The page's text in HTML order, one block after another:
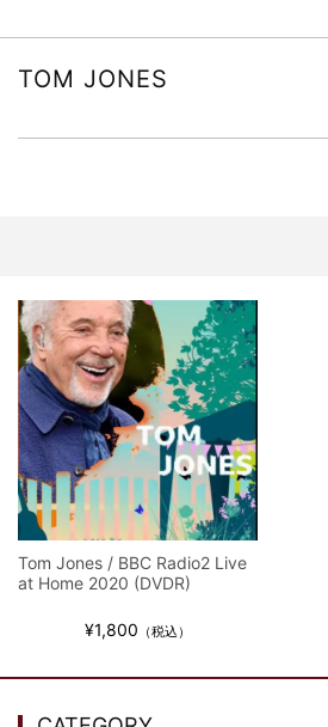
収録！
*NEW RELEASE (最新約3ヶ月)
スコーピオンズ / 2024年6月15日 リス
マネスキン / 2024年6月9日 ドイツ
リアム・ギャラガー / 2024年6月1日 英
全収録！
*NEW RELEASE (最新約3ヶ月)
2024.6.9
メガデス / 2023年8月4日 ドイツ W.O.A.
*NEW RELEASE (最新約3ヶ月)
ユーライア・ヒープ / 2023年8月3日 ド
全収録！
*NEW RELEASE (最新約3ヶ月)
2024.6.9
ジャーニー / 1979年5月8+9日 コロラド
*NEW RELEASE (最新約3ヶ月)
*NEW RELEASE (最新約3ヶ月)
IEM+Aud！
TOM JONES
Tom Jones / BBC Radio2 Live
at Home 2020 (DVDR)
¥1,800 （税込）